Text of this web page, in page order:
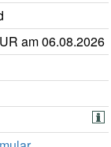
am 06.08.2026